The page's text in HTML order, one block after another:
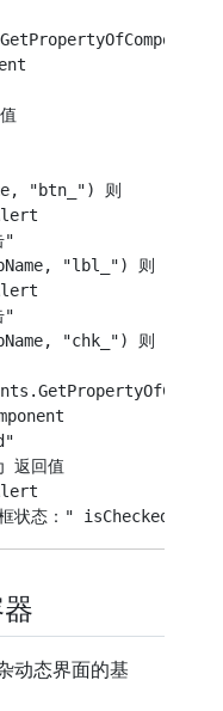
"btn_") 则
"
"lbl_") 则
"
"chk_") 则
返回值
动态界面的基